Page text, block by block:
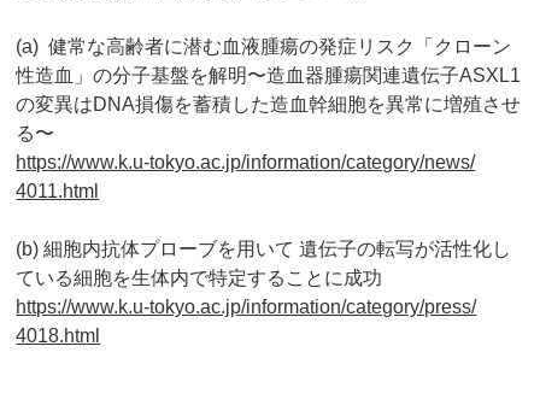
(a) 健常な高齢者に潜む血液腫瘍の発症リスク「 クローン
性造血」の分子基盤を解明〜造血器腫瘍関連遺伝子ASXL1
の変異はDNA損傷を蓄積した造血幹細胞を異常に増殖させ
る〜
https://www.k.u-tokyo.ac.jp/information/category/news/
4011.html
(b) 細胞内抗体プローブを用いて 遺伝子の転写が活性化し
ている細胞を生体内で特定することに成功
https://www.k.u-tokyo.ac.jp/information/category/press/
4018.html